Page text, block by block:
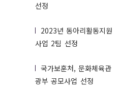
선정
2023년 동아리활동지원
사업 2팀 선정
국가보훈처, 문화체육관
광부 공모사업 선정